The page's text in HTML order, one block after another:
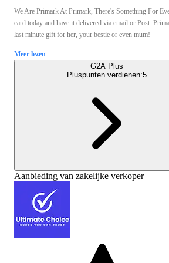
We Are Primark At Primark, There's Something For
card today and have it delivered via email or Post.
last minute gift for her, your bestie or even mum!
Meer lezen
G2A Plus
Pluspunten verdienen:5
Aanbieding van zakelijke verkoper